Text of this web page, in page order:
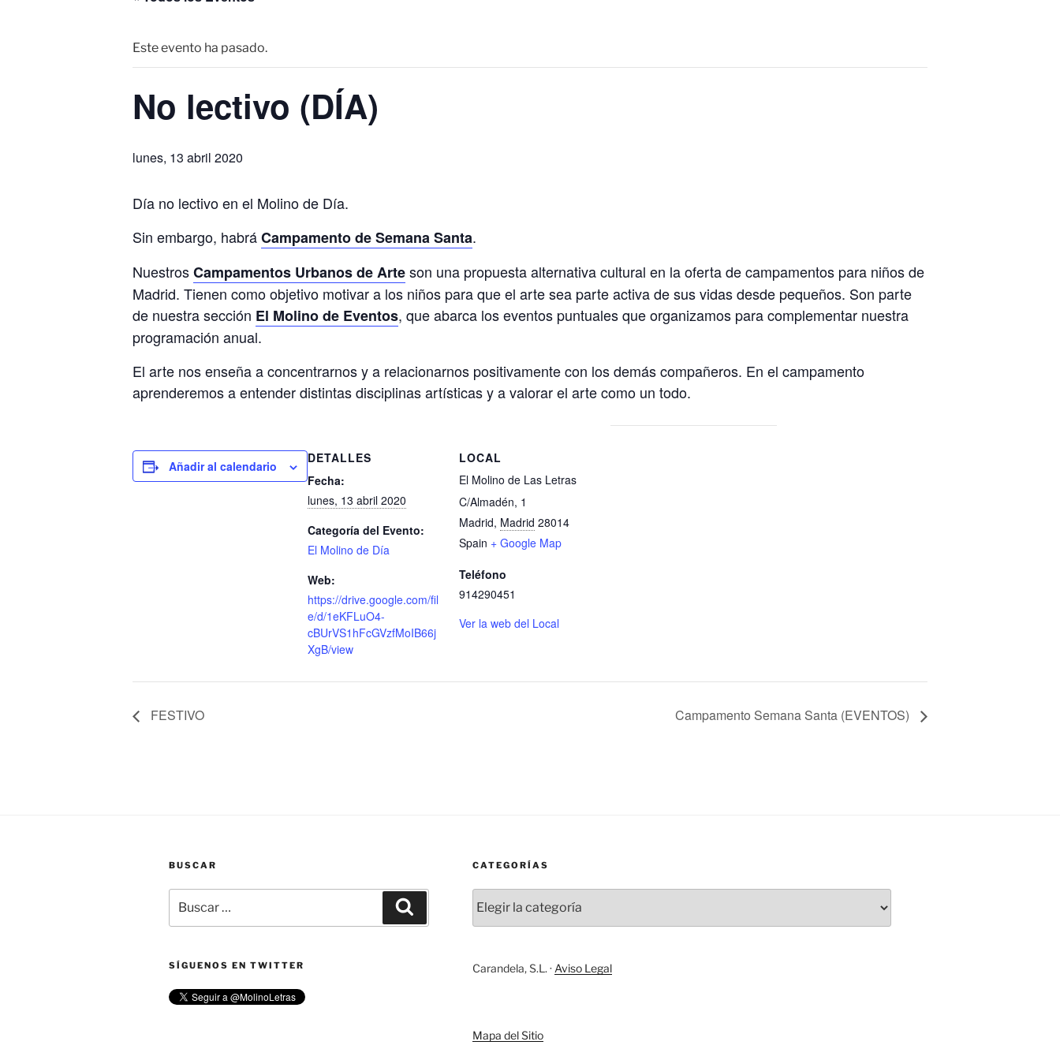
Este evento ha pasado.
No lectivo (DÍA)
lunes, 13 abril 2020
Día no lectivo en el Molino de Día.
Sin embargo, habráCampamento de Semana Santa.
NuestrosCampamentos Urbanos de Arteson una propuesta alternativa cultural en la oferta de campamentos para niños de
Madrid. Tienen como objetivo motivar a los niños para que el arte sea parte activa de sus vidas desde pequeños. Son parte
de nuestra sección El Molino de Eventos, que abarca los eventos puntuales que organizamos para complementar nuestra
programación anual.
El arte nos enseña a concentrarnos y a relacionarnos positivamente con los demás compañeros. En el campamento
aprenderemos a entender distintas disciplinas artísticas y a valorar el arte como un todo.
Añadir al calendario
DETALLES
Fecha:
lunes, 13 abril 2020
Categoría del Evento:
El Molino de Día
Web:
https://drive.google.com/fil
e/d/1eKFLuO4-
cBUrVS1hFcGVzfMoIB66j
XgB/view
LOCAL
El Molino de Las Letras
C/Almadén, 1
Madrid, Madrid 28014
Spain + Google Map
Teléfono
914290451
Ver la web del Local
FESTIVO Campamento Semana Santa (EVENTOS)
BUSCAR
por:
SÍGUENOS EN TWITTER
CATEGORÍAS
Carandela, S.L. · Aviso Legal
Mapa del Sitio